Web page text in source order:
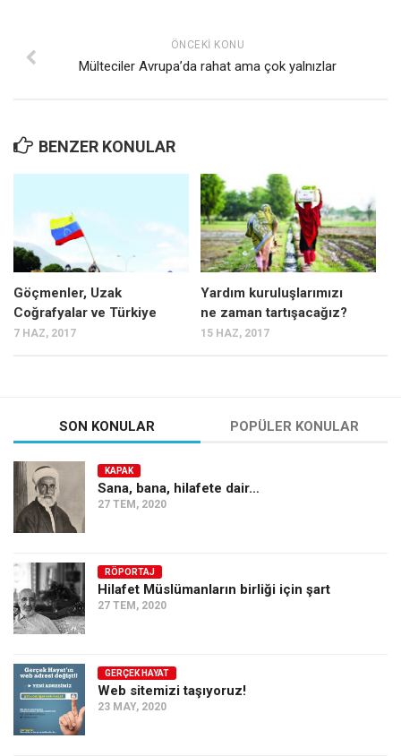
ÖNCEKI KONU
Mülteciler Avrupa’da rahat ama çok yalnızlar
BENZER KONULAR
Göçmenler, Uzak
Coğrafyalar ve Türkiye
7 HAZ, 2017
Yardım kuruluşlarımızı
ne zaman tartışacağız?
15 HAZ, 2017
SON KONULAR POPÜLER KONULAR
KAPAK
Sana, bana, hilafete dair…
27 TEM, 2020
RÖPORTAJ
Hilafet Müslümanların birliği için şart
27 TEM, 2020
GERÇEK HAYAT
Web sitemizi taşıyoruz!
23 MAY, 2020